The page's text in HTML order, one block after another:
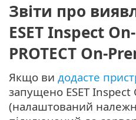
Звіти про
ESET Inspect
PROTECT On-
Якщо ви додасте
запущено ESET
(налаштований